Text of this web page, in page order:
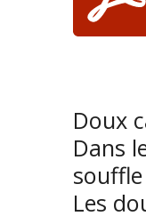
k
a
Doux
Dans
Les